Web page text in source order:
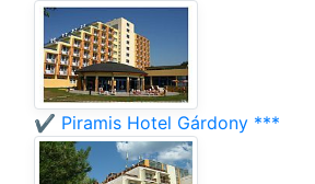
✔️ Piramis Hotel Gárdony ***